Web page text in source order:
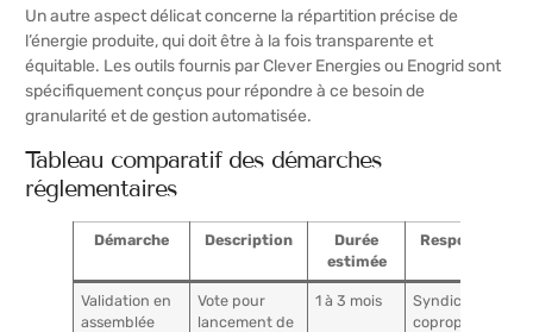
Un autre aspect délicat concerne la répartition précise de
l’énergie produite, qui doit être à la fois transparente et
équitable. Les outils fournis par Clever Energies ou Enogrid sont
spécifiquement conçus pour répondre à ce besoin de
granularité et de gestion automatisée.
Tableau comparatif des démarches
réglementaires
Démarche Description
Durée
estimée
Responsable
Validation en
assemblée
Vote pour
lancement de
1 à 3 mois
Syndic,
copropriétaires